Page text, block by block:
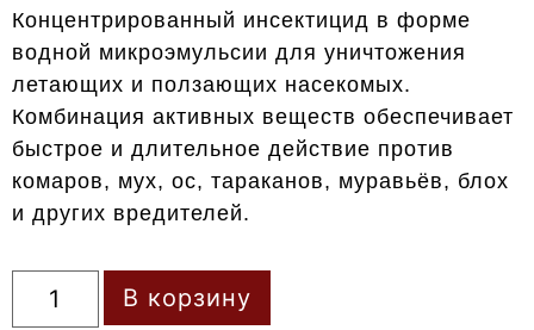
Концентрированный инсектицид в форме
водной микроэмульсии для уничтожения
летающих и ползающих насекомых.
Комбинация активных веществ обеспечивает
быстрое и длительное действие против
комаров, мух, ос, тараканов, муравьёв, блох
и других вредителей.
В корзину